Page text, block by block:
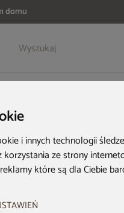
i innych technologii
korzystania ze strony
które są dla Ciebie
domu